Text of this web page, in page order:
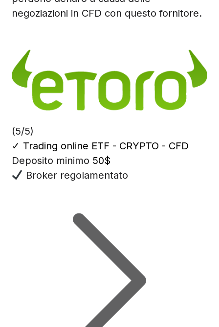
negoziazioni in CFD con questo fornitore.
(5/5)
✓ Trading online ETF - CRYPTO - CFD
Deposito minimo 50$
Broker regolamentato